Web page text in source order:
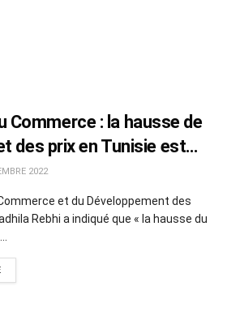
Commerce : la hausse de
des prix en Tunisie est
2022
et du Développement des
Rebhi a indiqué que « la hausse du